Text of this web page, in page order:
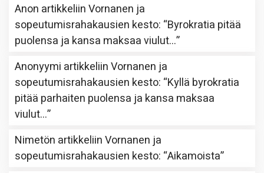
Anon artikkeliinVornanen ja
sopeutumisrahakausien kesto: “Byrokratia pitää
puolensa ja kansa maksaa viulut…”
Anonyymi artikkeliinVornanen ja
sopeutumisrahakausien kesto: “Kyllä byrokratia
pitää parhaiten puolensa ja kansa maksaa
viulut…”
Nimetön artikkeliinVornanen ja
sopeutumisrahakausien kesto: “Aikamoista”